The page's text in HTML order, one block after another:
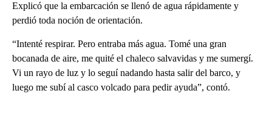
Explicó que la embarcación se llenó de agua rápidamente y
perdió toda noción de orientación.
“Intenté respirar. Pero entraba más agua. Tomé una gran
bocanada de aire, me quité el chaleco salvavidas y me sumergí.
Vi un rayo de luz y lo seguí nadando hasta salir del barco, y
luego me subí al casco volcado para pedir ayuda”, contó.